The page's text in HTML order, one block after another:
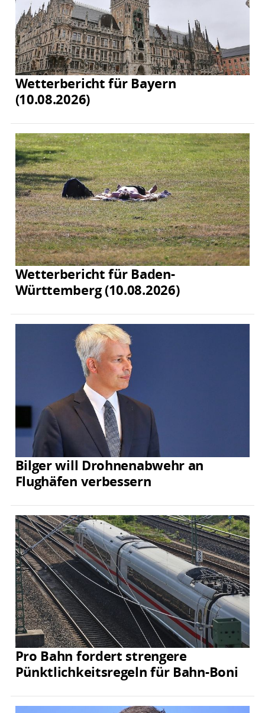
Wetterbericht für Bayern
(10.08.2026)
Wetterbericht für Baden-
Württemberg (10.08.2026)
Bilger will Drohnenabwehr an
Flughäfen verbessern
Pro Bahn fordert strengere
Pünktlichkeitsregeln für Bahn-Boni